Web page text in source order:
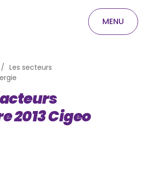
MENU
Les secteurs
2013 Cigeo